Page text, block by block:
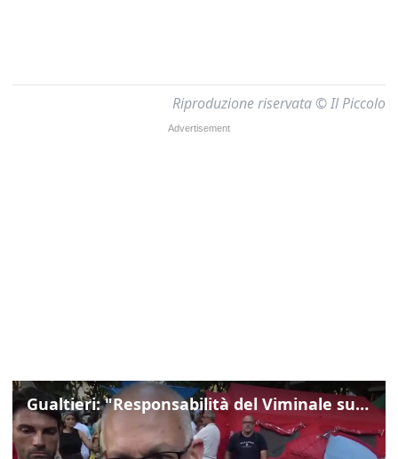
Riproduzione riservata © Il Piccolo
Gualtieri: "Responsabilità del Viminale su Spin Time? La posizione dei partiti è nota"